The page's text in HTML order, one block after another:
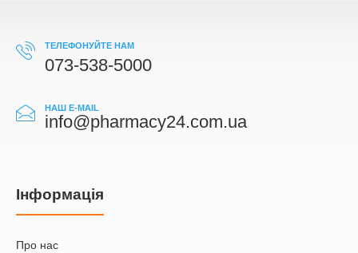
ТЕЛЕФОНУЙТЕ НАМ
073-538-5000
НАШ E-MAIL
info@pharmacy24.com.ua
Iнформація
Про нас